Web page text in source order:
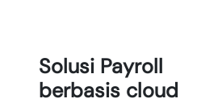
Solusi Payroll
berbasis cloud